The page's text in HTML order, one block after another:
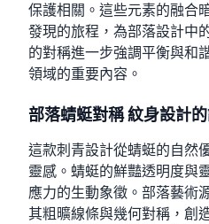
保護相關。這些元素的融合
發現的旅程，為部落設計中
的對稱進一步強調平衡與和
領域的重要內容。
部落蜻蜓對稱 紋身設計
這款刺青設計從蜻蜓的自然
靈感。蜻蜓的鮮豔透明度與
應力的生動象徵。部落藝術
其粗曠線條與幾何對稱，創